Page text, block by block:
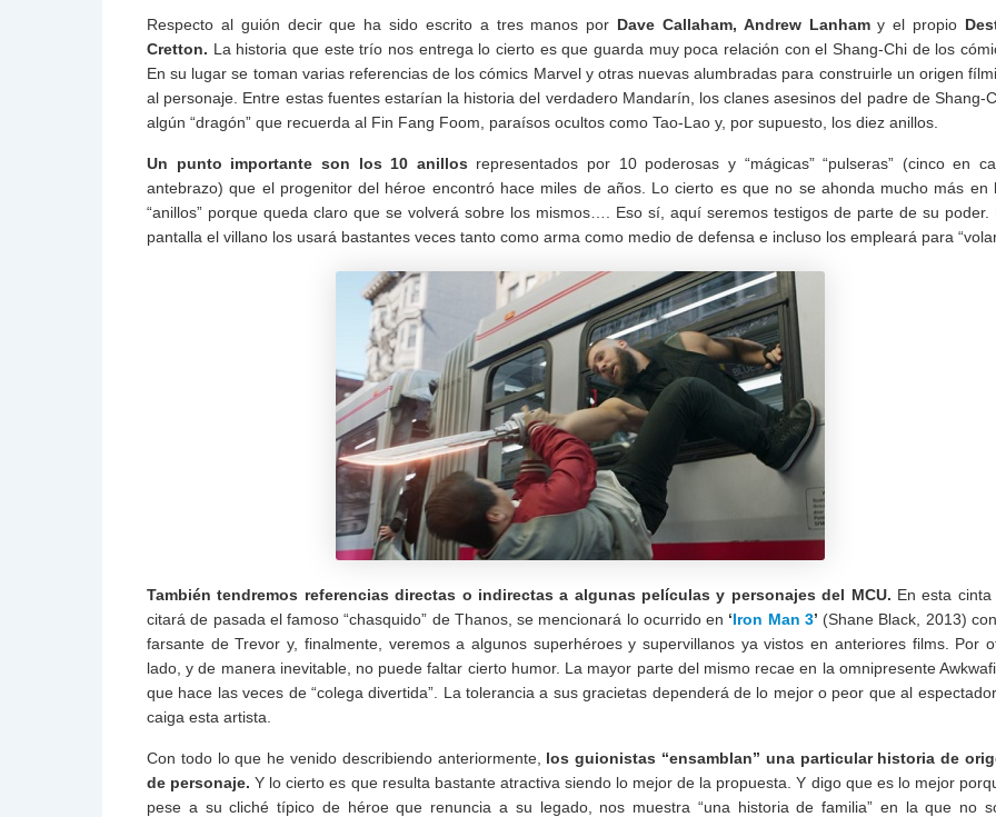
Respecto al guión decir que ha sido escrito a tres manos por Dave Callaham, Andrew Lanhamy el propio
Cretton. La historia que este trío nos entrega lo cierto es que guarda muy poca relación con el Shang-Chi de los
En su lugar se toman varias referencias de los cómics Marvel y otras nuevas alumbradas para construirle un origen
al personaje. Entre estas fuentes estarían la historia del verdadero Mandarín, los clanes asesinos del padre de Shang-
algún “dragón” que recuerda al Fin Fang Foom, paraísos ocultos como Tao-Lao y, por supuesto, los diez anillos.
Un punto importante son los 10 anillos representados por 10 poderosas y “mágicas” “pulseras” (cinco en
antebrazo) que el progenitor del héroe encontró hace miles de años. Lo cierto es que no se ahonda mucho más en
“anillos” porque queda claro que se volverá sobre los mismos…. Eso sí, aquí seremos testigos de parte de su poder.
pantalla el villano los usará bastantes veces tanto como arma como medio de defensa e incluso los empleará para
También tendremos referencias directas o indirectas a algunas películas y personajes del MCU. En esta cinta
citará de pasada el famoso “chasquido” de Thanos, se mencionará lo ocurrido en ‘Iron Man 3’ (Shane Black, 2013)
farsante de Trevor y, finalmente, veremos a algunos superhéroes y supervillanos ya vistos en anteriores films. Por
lado, y de manera inevitable, no puede faltar cierto humor. La mayor parte del mismo recae en la omnipresente
que hace las veces de “colega divertida”. La tolerancia a sus gracietas dependerá de lo mejor o peor que al
caiga esta artista.
Con todo lo que he venido describiendo anteriormente, los guionistas “ensamblan” una particular historia de
de personaje. Y lo cierto es que resulta bastante atractiva siendo lo mejor de la propuesta. Y digo que es lo mejor
pese a su cliché típico de héroe que renuncia a su legado, nos muestra “una historia de familia” en la que no